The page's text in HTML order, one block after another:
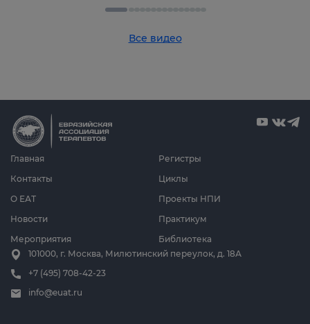
Все видео
Главная
О ЕАТ
Новости
Мероприятия
Циклы
Проекты НПИ
Практикум
Библиотека
Регистры
Контакты
101000, г. Москва, Милютинский переулок, д. 18А
+7 (495) 708-42-23
info@euat.ru